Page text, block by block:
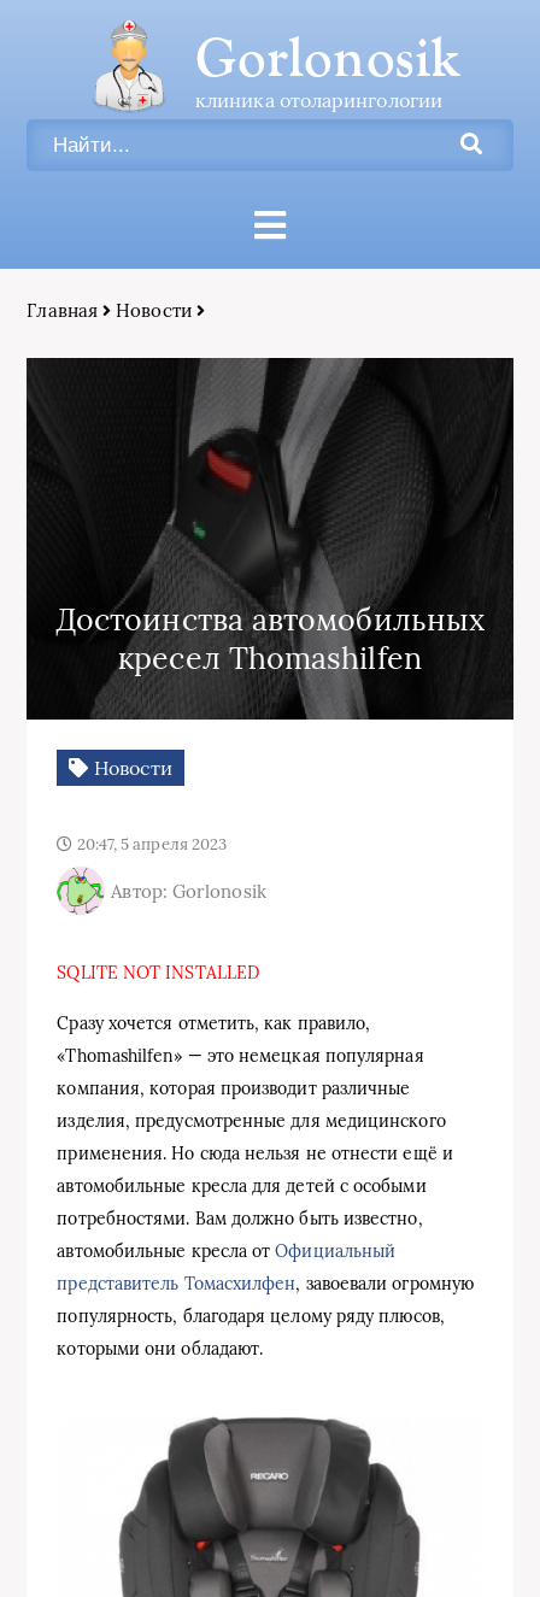
Gorlonosik
клиника отоларингологии
Главная Новости
Достоинства автомобильных
кресел Thomashilfen
Новости
20:47, 5 апреля 2023
Автор: Gorlonosik
SQLITE NOT INSTALLED
Сразу хочется отметить, как правило,
«Thomashilfen» — это немецкая популярная
компания, которая производит различные
изделия, предусмотренные для медицинского
применения. Но сюда нельзя не отнести ещё и
автомобильные кресла для детей с особыми
потребностями. Вам должно быть известно,
автомобильные кресла отОфициальный
представитель Томасхилфен, завоевали огромную
популярность, благодаря целому ряду плюсов,
которыми они обладают.